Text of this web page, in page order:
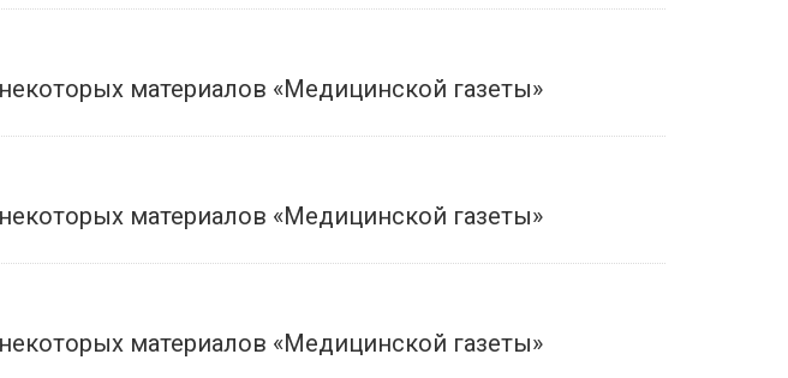
материалов «Медицинской газеты»
материалов «Медицинской газеты»
материалов «Медицинской газеты»